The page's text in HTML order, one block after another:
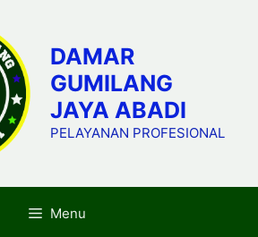
DAMAR
GUMILANG
JAYA ABADI
PELAYANAN PROFESIONAL
Menu